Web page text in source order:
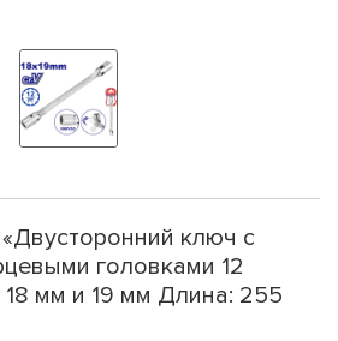
ключ с
головками 12
18 мм и 19 мм Длина: 255